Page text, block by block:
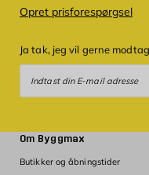
Opret prisforespørgsel
Ja tak, jeg vil gerne
Om Byggmax
Butikker og åbningstider